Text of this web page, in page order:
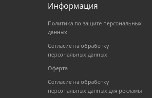
Информация
Политика по защите персональных
данных
Согласие на обработку
персональных данных
Оферта
Согласие на обработку
персональных данных для рекламы